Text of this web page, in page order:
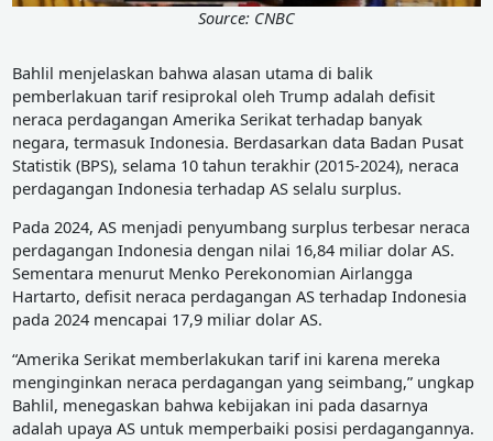
Source: CNBC
Bahlil menjelaskan bahwa alasan utama di balik
pemberlakuan tarif resiprokal oleh Trump adalah defisit
neraca perdagangan Amerika Serikat terhadap banyak
negara, termasuk Indonesia. Berdasarkan data Badan Pusat
Statistik (BPS), selama 10 tahun terakhir (2015-2024), neraca
perdagangan Indonesia terhadap AS selalu surplus.
Pada 2024, AS menjadi penyumbang surplus terbesar neraca
perdagangan Indonesia dengan nilai 16,84 miliar dolar AS.
Sementara menurut Menko Perekonomian Airlangga
Hartarto, defisit neraca perdagangan AS terhadap Indonesia
pada 2024 mencapai 17,9 miliar dolar AS.
“Amerika Serikat memberlakukan tarif ini karena mereka
menginginkan neraca perdagangan yang seimbang,” ungkap
Bahlil, menegaskan bahwa kebijakan ini pada dasarnya
adalah upaya AS untuk memperbaiki posisi perdagangannya.